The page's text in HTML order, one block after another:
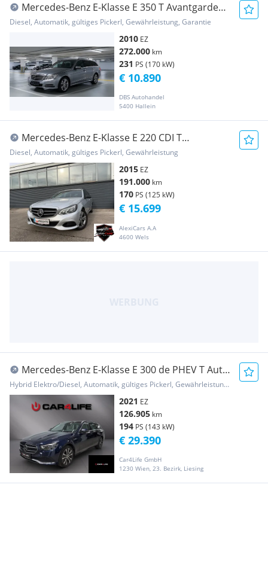
Mercedes-Benz E-Klasse E 350 T Avantgarde
4MATIC CDI Aut. * ALLRAD * X...
Diesel, Automatik, gültiges Pickerl, Gewährleistung, Garantie
2010 EZ
272.000 km
231 PS (170 kW)
DBS Autohandel
5400 Hallein
€ 10.890
Mercedes-Benz E-Klasse E 220 CDI T
Avantgarde Plus Aut.
Diesel, Automatik, gültiges Pickerl, Gewährleistung
2015 EZ
191.000 km
170 PS (125 kW)
AlexiCars A.A
4600 Wels
€ 15.699
Mercedes-Benz E-Klasse E 300 de PHEV T Aut.
*PANO*HEADUP*ANHÄNGERKUPP...
Hybrid Elektro/Diesel, Automatik, gültiges Pickerl, Gewährleistung, Garantie
2021 EZ
126.905 km
194 PS (143 kW)
Car4Life GmbH
1230 Wien, 23. Bezirk, Liesing
€ 29.390